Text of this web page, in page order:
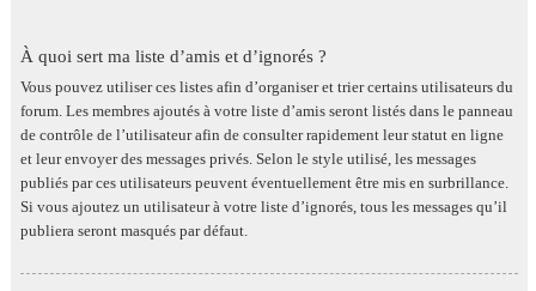
À quoi sert ma liste d’amis et d’ignorés ?
Vous pouvez utiliser ces listes afin d’organiser et trier certains utilisateurs du
forum. Les membres ajoutés à votre liste d’amis seront listés dans le panneau
de contrôle de l’utilisateur afin de consulter rapidement leur statut en ligne
et leur envoyer des messages privés. Selon le style utilisé, les messages
publiés par ces utilisateurs peuvent éventuellement être mis en surbrillance.
Si vous ajoutez un utilisateur à votre liste d’ignorés, tous les messages qu’il
publiera seront masqués par défaut.